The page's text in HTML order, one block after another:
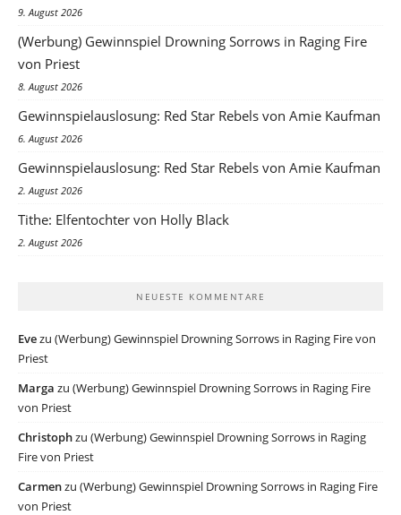
9. August 2026
(Werbung) Gewinnspiel Drowning Sorrows in Raging Fire
von Priest
8. August 2026
Gewinnspielauslosung: Red Star Rebels von Amie Kaufman
6. August 2026
Gewinnspielauslosung: Red Star Rebels von Amie Kaufman
2. August 2026
Tithe: Elfentochter von Holly Black
2. August 2026
NEUESTE KOMMENTARE
Evezu (Werbung) Gewinnspiel Drowning Sorrows in Raging Fire von
Priest
Marga zu (Werbung) Gewinnspiel Drowning Sorrows in Raging Fire
von Priest
Christophzu (Werbung) Gewinnspiel Drowning Sorrows in Raging
Fire von Priest
Carmenzu (Werbung) Gewinnspiel Drowning Sorrows in Raging Fire
von Priest